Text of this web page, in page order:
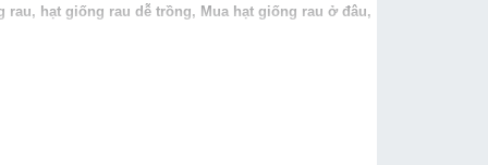
rau, hạt giống rau dễ trồng, Mua hạt giống rau ở đâu,